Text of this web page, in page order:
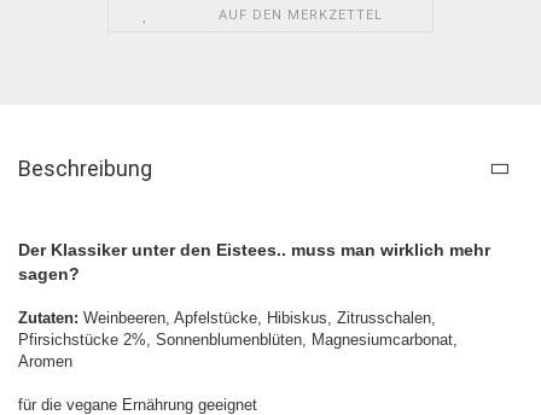
AUF DEN MERKZETTEL
Beschreibung
Der Klassiker unter den Eistees.. muss man wirklich mehr
sagen?
Zutaten: Weinbeeren, Apfelstücke, Hibiskus, Zitrusschalen,
Pfirsichstücke 2%, Sonnenblumenblüten, Magnesiumcarbonat,
Aromen
für die vegane Ernährung geeignet